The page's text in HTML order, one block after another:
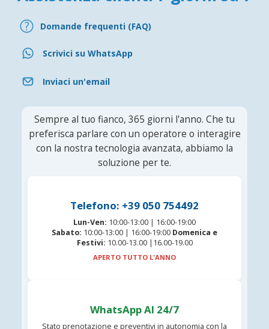
Domande frequenti (FAQ)
Scrivici su WhatsApp
Inviaci un'email
Sempre al tuo fianco, 365 giorni l'anno. Che tu
preferisca parlare con un operatore o interagire
con la nostra tecnologia avanzata, abbiamo la
soluzione per te.
Telefono: +39 050 754492
Lun-Ven: 10:00-13:00 | 16:00-19:00
Sabato: 10:00-13:00 | 16:00-19:00 Domenica e
Festivi: 10.00-13.00 |16.00-19.00
APERTO TUTTO L'ANNO
WhatsApp AI 24/7
Stato prenotazione e preventivi in autonomia con la